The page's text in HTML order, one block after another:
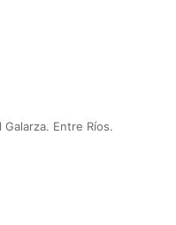
Galarza. Entre Ríos.